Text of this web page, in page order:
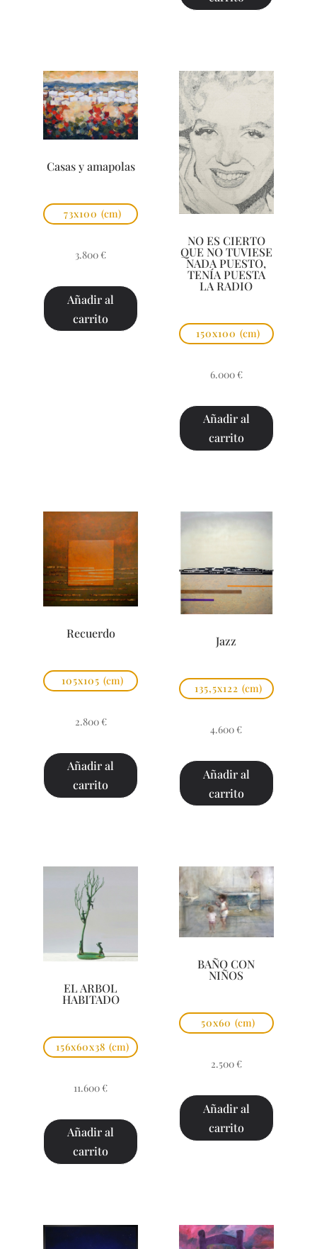
Casas y amapolas
73x100 (cm)
3.800 €
Añadir al
carrito
NO ES CIERTO
QUE NO TUVIESE
NADA PUESTO,
TENÍA PUESTA
LA RADIO
150x100 (cm)
6.000 €
Añadir al
carrito
Recuerdo
105x105 (cm)
2.800 €
Añadir al
carrito
Jazz
135,5x122 (cm)
4.600 €
Añadir al
carrito
EL ARBOL
HABITADO
156x60x38 (cm)
11.600 €
Añadir al
carrito
BAÑO CON
NIÑOS
50x60 (cm)
2.500 €
Añadir al
carrito